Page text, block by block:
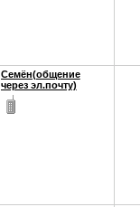
Семён(общение
через эл.почту)